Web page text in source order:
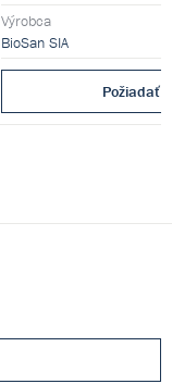
Výrobca
BioSan SIA
Požiadať